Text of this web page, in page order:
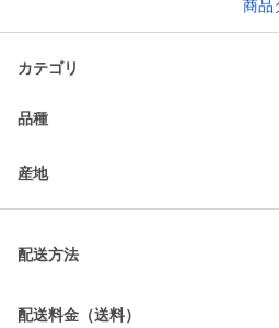
商品
カテゴリ
品種
産地
配送方法
配送料金（送料）